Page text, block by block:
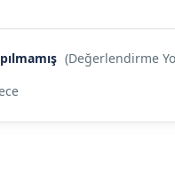
(Değerlendirme